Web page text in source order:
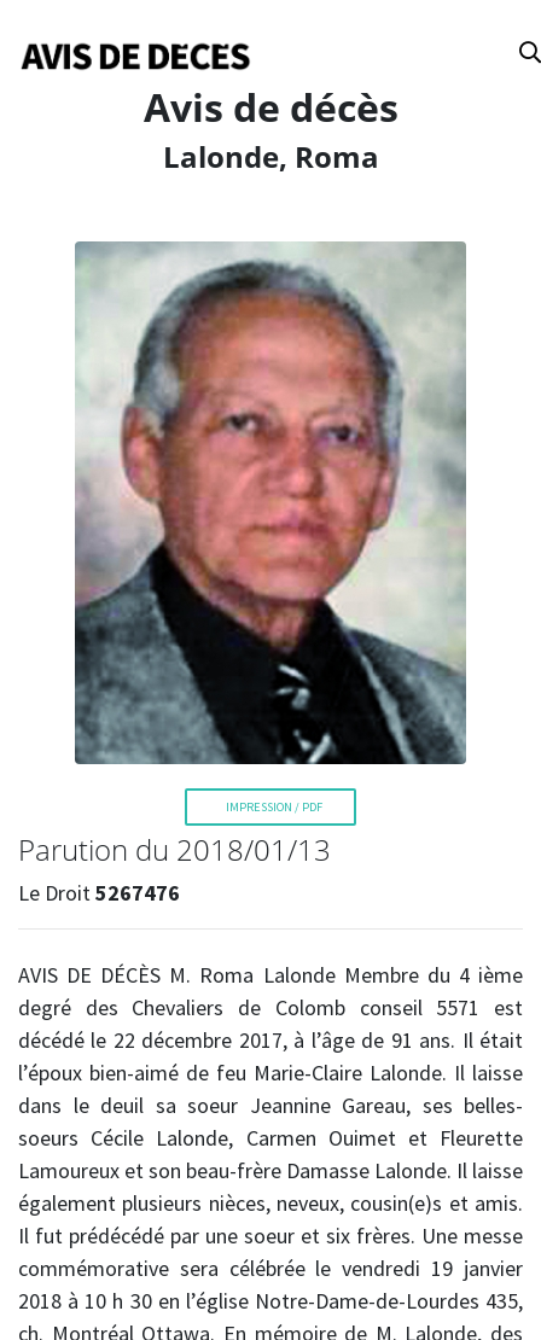
Tous
Avis de décès
Anniversaires
Remerciements
Le Soleil
Le Droit
La Tribune
Le Nouvelliste
Le Quotidien
La Voix de l'Est
RECHERCHER
Avis de décès
Lalonde, Roma
IMPRESSION / PDF
Parution du 2018/01/13
Le Droit5267476
AVIS DE DÉCÈS M. Roma Lalonde Membre du 4 ième
degré des Chevaliers de Colomb conseil 5571 est
décédé le 22 décembre 2017, à l’âge de 91 ans. Il était
l’époux bien-aimé de feu Marie-Claire Lalonde. Il laisse
dans le deuil sa soeur Jeannine Gareau, ses belles-
soeurs Cécile Lalonde, Carmen Ouimet et Fleurette
Lamoureux et son beau-frère Damasse Lalonde. Il laisse
également plusieurs nièces, neveux, cousin(e)s et amis.
Il fut prédécédé par une soeur et six frères. Une messe
commémorative sera célébrée le vendredi 19 janvier
2018 à 10 h 30 en l’église Notre-Dame-de-Lourdes 435,
ch. Montréal Ottawa. En mémoire de M. Lalonde, des